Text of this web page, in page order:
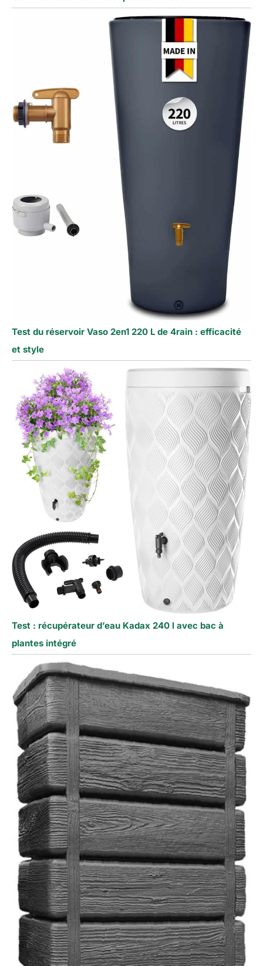
Test du réservoir Vaso 2en1 220 L de 4rain : efficacité
et style
Test : récupérateur d’eau Kadax 240 l avec bac à
plantes intégré